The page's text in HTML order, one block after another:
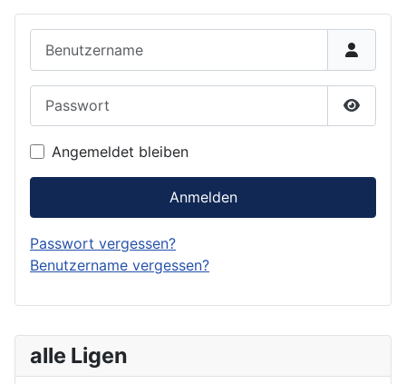
alle Ligen
Angemeldet bleiben
Anmelden
Passwort vergessen?
Benutzername vergessen?